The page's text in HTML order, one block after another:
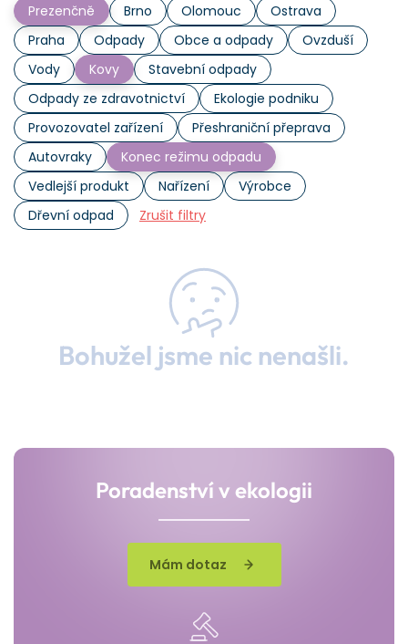
Prezenčně
Brno Olomouc
Ostrava
Praha
Odpady Obce a odpady
Ovzduší
Vody
Kovy
Stavební odpady
Odpady ze zdravotnictví
Ekologie podniku
Provozovatel zařízení
Přeshraniční přeprava
Autovraky
Konec režimu odpadu
Vedlejší produkt
Nařízení
Výrobce
Dřevní odpad
Zrušit filtry
Bohužel jsme nic nenašli.
Poradenství v ekologii
Mám dotaz